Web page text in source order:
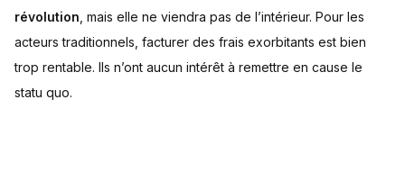
révolution , mais elle ne viendra pas de l’intérieur. Pour les
acteurs traditionnels, facturer des frais exorbitants est bien
trop rentable. Ils n’ont aucun intérêt à remettre en cause le
statu quo.